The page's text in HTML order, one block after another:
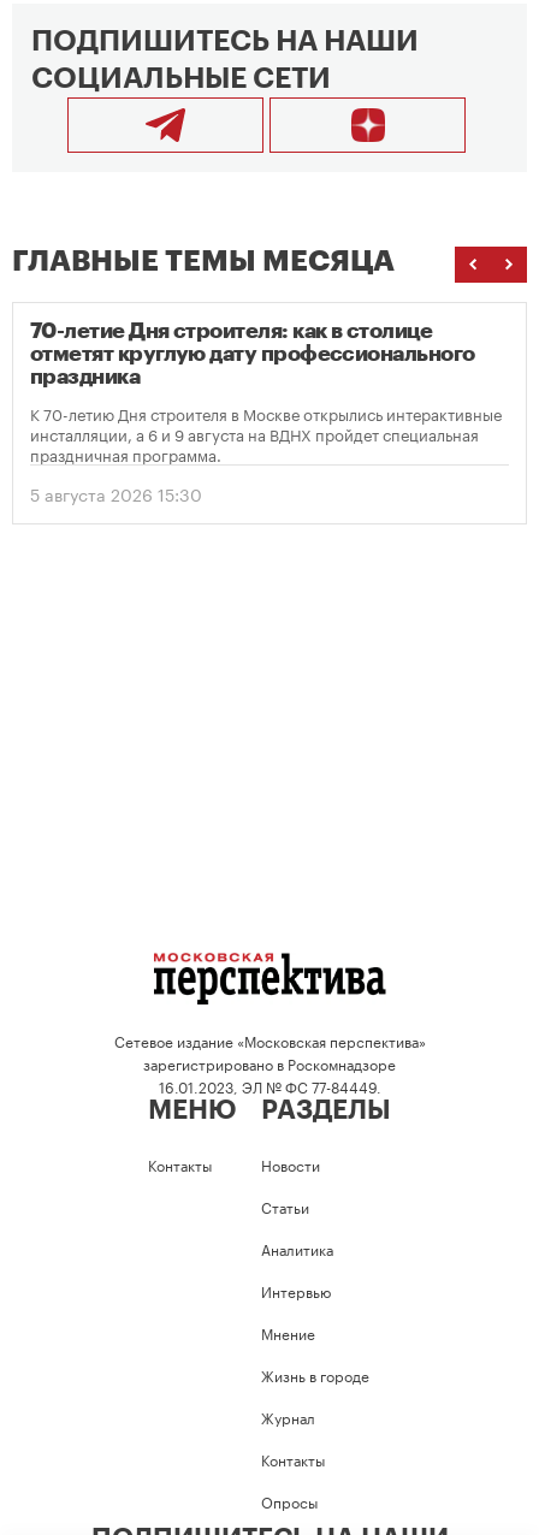
ПОДПИШИТЕСЬ НА НАШИ
СОЦИАЛЬНЫЕ СЕТИ
ГЛАВНЫЕ ТЕМЫ МЕСЯЦА
70-летие Дня строителя: как в столице
отметят круглую дату профессионального
праздника
К 70-летию Дня строителя в Москве открылись интерактивные
инсталляции, а 6 и 9 августа на ВДНХ пройдет специальная
праздничная программа.
5 августа 2026 15:30
Сетевое издание «Московская перспектива»
зарегистрировано в Роскомнадзоре
16.01.2023, ЭЛ № ФС 77-84449.
МЕНЮ
Контакты
РАЗДЕЛЫ
Новости
Статьи
Аналитика
Интервью
Мнение
Жизнь в городе
Журнал
Контакты
Опросы